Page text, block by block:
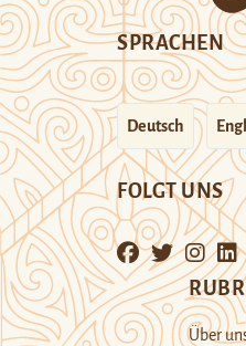
SPRACHEN
Deutsch
FOLGT UNS
Über